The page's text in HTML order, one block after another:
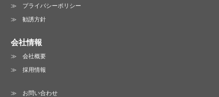
プライバシーポリシー
勧誘方針
会社情報
会社概要
採用情報
お問い合わせ